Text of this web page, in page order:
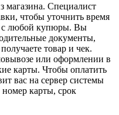
магазина. Специалист
чтобы уточнить время
с любой купюры. Вы
документы,
товар и чек.
или оформлении в
карты. Чтобы оплатить
вас на сервер системы
карты, срок